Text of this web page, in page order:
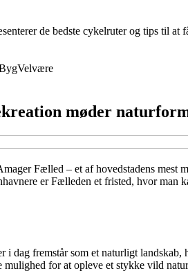
de bedste cykelruter og tips til
Velvære
møder
Fælled – et af hovedstadens mest
er Fælleden et fristed, hvor
dag fremstår som et naturligt
mulighed for at opleve et stykke vild